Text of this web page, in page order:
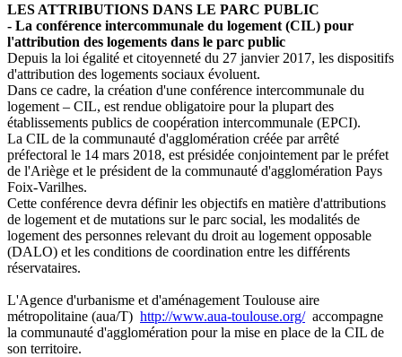
LES ATTRIBUTIONS DANS LE PARC PUBLIC
- La conférence intercommunale du logement (CIL) pour
l'attribution des logements dans le parc public
Depuis la loi égalité et citoyenneté du 27 janvier 2017, les dispositifs
d'attribution des logements sociaux évoluent.
Dans ce cadre, la création d'une conférence intercommunale du
logement – CIL, est rendue obligatoire pour la plupart des
établissements publics de coopération intercommunale (EPCI).
La CIL de la communauté d'agglomération créée par arrêté
préfectoral le 14 mars 2018, est présidée conjointement par le préfet
de l'Ariège et le président de la communauté d'agglomération Pays
Foix-Varilhes.
Cette conférence devra définir les objectifs en matière d'attributions
de logement et de mutations sur le parc social, les modalités de
logement des personnes relevant du droit au logement opposable
(DALO) et les conditions de coordination entre les différents
réservataires.
L'Agence d'urbanisme et d'aménagement Toulouse aire
métropolitaine (aua/T) http://www.aua-toulouse.org/accompagne
la communauté d'agglomération pour la mise en place de la CIL de
son territoire.